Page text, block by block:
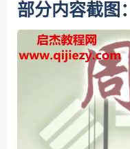
部分内容截图：